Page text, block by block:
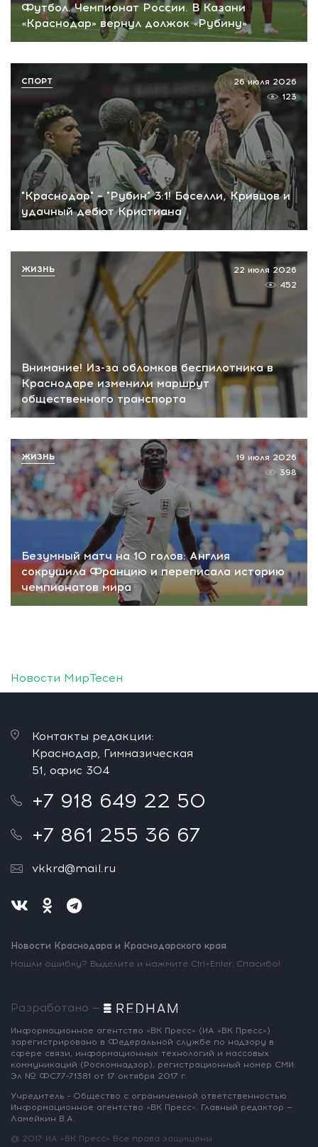
Футбол. Чемпионат России. В Казани
«Краснодар» вернул должок «Рубину»
"Краснодар" – "Рубин" 3:1! Боселли, Кривцов и
удачный дебют Кристиана
26 июля 2026
123
СПОРТ
Внимание! Из-за обломков беспилотника в
Краснодаре изменили маршрут
общественного транспорта
22 июля 2026
452
ЖИЗНЬ
Безумный матч на 10 голов: Англия
сокрушила Францию и переписала историю
чемпионатов мира
19 июля 2026
398
ЖИЗНЬ
Новости МирТесен
Контакты редакции:
Краснодар, Гимназическая
51, офис 304
+7 918 649 22 50
+7 861 255 36 67
vkkrd@mail.ru
Новости Краснодара и Краснодарского края
Нашли ошибку? Выделите и нажмите Ctrl+Enter. Спасибо!
Разработано —
Информационное агентство «ВК Пресс» (ИА «ВК Пресс»)
зарегистрировано в Федеральной службе по надзору в
сфере связи, информационных технологий и массовых
коммуникаций (Роскомнадзор), регистрационный номер СМИ:
Эл № ФС77-71381 от 17 октября 2017 г.
Учредитель - Общество с ограниченной ответственностью
Информационное агентство «ВК Пресс».
Главный редактор —
Ламейкин В.А.
@ 2017 ИА «ВК Пресс» Все права защищены